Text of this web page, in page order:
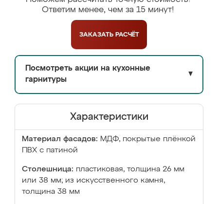
Ответим менее, чем за 15 минут!
ЗАКАЗАТЬ РАСЧЁТ
Посмотреть акции на кухонные
гарнитуры
▼
Характеристики
Материал фасадов: МДФ, покрытые плёнкой
ПВХ с патиной
Столешница: пластиковая, толщина 26 мм
или 38 мм; из искусственного камня,
толщина 38 мм